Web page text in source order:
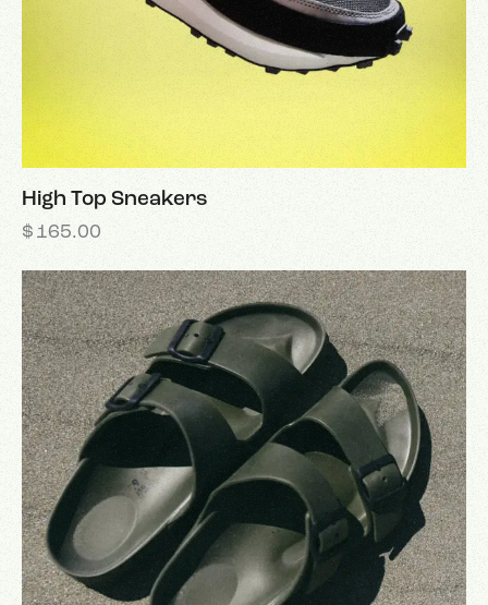
High Top Sneakers
$ 165.00